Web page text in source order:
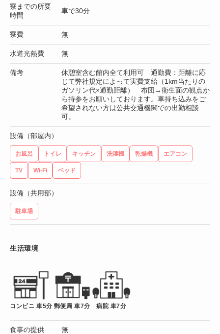
寮までの所要
時間
車で30分
寮費 無
水道光熱費 無
備考
休憩室含む館内全て利用可 通勤費：距離に応
じて弊社規定によって実費支給（1km当たりの
ガソリン代×通勤距離） 布団→衛生面の観点か
ら持参をお願いしております。車持ち込みをご
希望されない方は公共交通機関での出勤相談
可。
設備（部屋内）
お風呂 トイレ キッチン 洗濯機 乾燥機 エアコン
TV Wi-Fi ベッド
設備（共用部）
駐車場
生活環境
コンビニ 車5分 郵便局 車7分 病院 車7分
食事の提供
無